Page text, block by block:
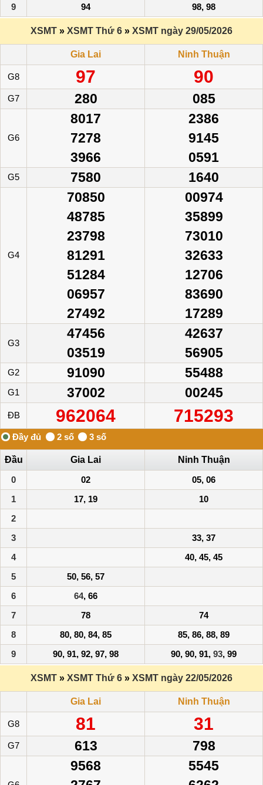
9
94 98, 98
XSMT » XSMT Thứ 6 » XSMT ngày 29/05/2026
Gia Lai Ninh Thuận
G8 97 90
G7 280 085
G6
8017
7278
3966
2386
9145
0591
G5 7580 1640
G4
70850
48785
23798
81291
51284
06957
27492
00974
35899
73010
32633
12706
83690
17289
G3
47456
03519
42637
56905
G2 91090 55488
G1 37002 00245
ĐB 962064 715293
Đầu Gia Lai
Ninh Thuận
0
02
05, 06
1
17, 19
10
2
3
33, 37
4
40, 45, 45
5
50, 56, 57
6
64, 66
7
78
74
8
80, 80, 84, 85
85, 86, 88, 89
9
90, 91, 92, 97, 98 90, 90, 91, 93, 99
XSMT » XSMT Thứ 6 » XSMT ngày 22/05/2026
Gia Lai Ninh Thuận
G8 81 31
G7 613 798
9568
5545